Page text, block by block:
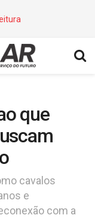
que
cavalos
e
com a